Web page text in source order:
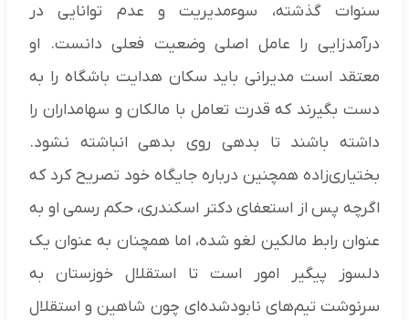
سنوات گذشته، سوءمدیریت و عدم توانایی در
درآمدزایی را عامل اصلی وضعیت فعلی دانست. او
معتقد است مدیرانی باید سکان هدایت باشگاه را به
دست بگیرند که قدرت تعامل با مالکان و سهامداران را
داشته باشند تا بدهی روی بدهی انباشته نشود.
بختیاری‌زاده همچنین درباره جایگاه خود تصریح کرد که
اگرچه پس از استعفای دکتر اسکندری، حکم رسمی او به
عنوان رابط مالکین لغو شده، اما همچنان به عنوان یک
دلسوز پیگیر امور است تا استقلال خوزستان به
سرنوشت تیم‌های نابودشده‌ای چون شاهین و استقلال